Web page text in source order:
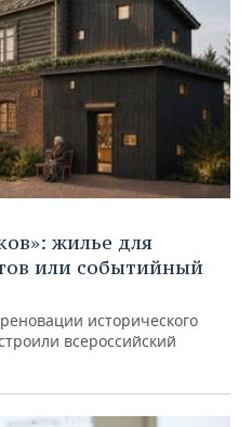
жилье для
или событийный
исторического
всероссийский